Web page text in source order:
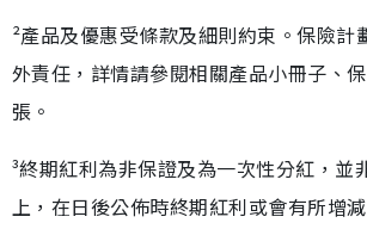
²產品及優惠受條款及細則約束。保險計
外責任，詳情請參閱相關產品小冊子、
張。
³終期紅利為非保證及為一次性分紅，並
上，在日後公佈時終期紅利或會有所增